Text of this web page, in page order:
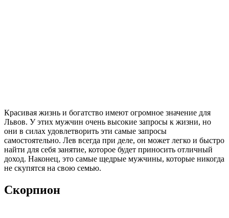
Красивая жизнь и богатство имеют огромное значение для
Львов. У этих мужчин очень высокие запросы к жизни, но
они в силах удовлетворить эти самые запросы
самостоятельно. Лев всегда при деле, он может легко и быстро
найти для себя занятие, которое будет приносить отличный
доход. Наконец, это самые щедрые мужчины, которые никогда
не скупятся на свою семью.
Скорпион